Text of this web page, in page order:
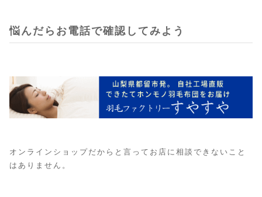
悩んだらお電話で確認してみよう
オンラインショップだからと言ってお店に相談できないこと
はありません。